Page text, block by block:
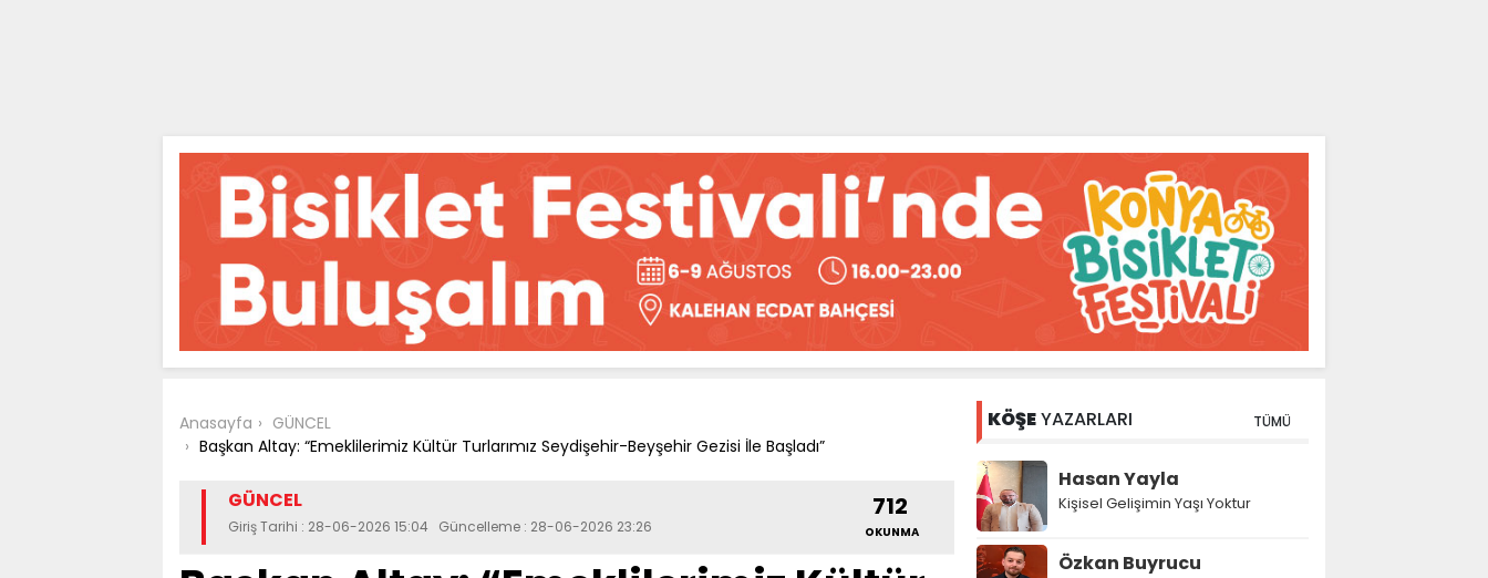
Anasayfa
GÜNCEL
Başkan Altay: “Emeklilerimiz Kültür Turlarımız Seydişehir-Beyşehir Gezisi İle Başladı”
GÜNCEL
Giriş Tarihi : 28-06-2026 15:04 Güncelleme : 28-06-2026 23:26
712
OKUNMA
KÖŞEYAZARLARI TÜMÜ
Hasan Yayla
Kişisel Gelişimin Yaşı Yoktur
Özkan Buyrucu